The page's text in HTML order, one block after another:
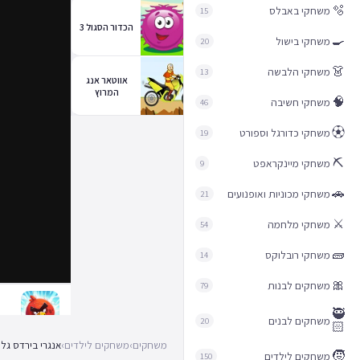
🫧 משחקי באבלס 15
🍳 משחקי בישול 20
👗 משחקי הלבשה 13
🧠 משחקי חשיבה 46
⚽︎משחקי כדורגל וספורט 19
⛏️ משחקי מיינקראפט 9
🚗משחקי מכוניות ואופנועים 21
⚔️ משחקי מלחמה 54
🧱 משחקי רובלוקס 14
🎀 משחקים לבנות 79
🥷
🏻 משחקים לבנים 20
🧒 משחקים לילדים 150
הכדור הסגול 3
אווטאר אנג
המרוץ
משחקים›משחקים לילדים›אנגרי בירדס